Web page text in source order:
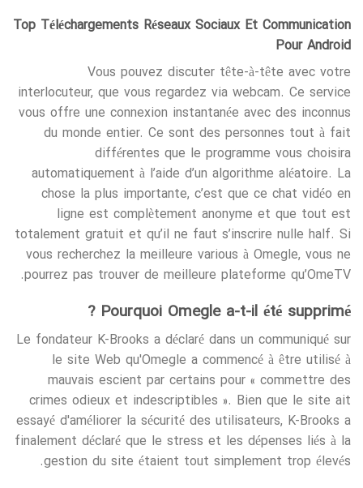
Top Téléchargements Réseaux Sociaux Et Communication
Pour Android
Vous pouvez discuter tête-à-tête avec votre
interlocuteur, que vous regardez via webcam. Ce service
vous offre une connexion instantanée avec des inconnus
du monde entier. Ce sont des personnes tout à fait
différentes que le programme vous choisira
automatiquement à l’aide d’un algorithme aléatoire. La
chose la plus importante, c’est que ce chat vidéo en
ligne est complètement anonyme et que tout est
totalement gratuit et qu’il ne faut s’inscrire nulle half. Si
vous recherchez la meilleure various à Omegle, vous ne
pourrez pas trouver de meilleure plateforme qu’OmeTV.
Pourquoi Omegle a-t-il été supprimé ?
Le fondateur K-Brooks a déclaré dans un communiqué sur
le site Web qu'Omegle a commencé à être utilisé à
mauvais escient par certains pour « commettre des
crimes odieux et indescriptibles ». Bien que le site ait
essayé d'améliorer la sécurité des utilisateurs, K-Brooks a
finalement déclaré que le stress et les dépenses liés à la
gestion du site étaient tout simplement trop élevés.